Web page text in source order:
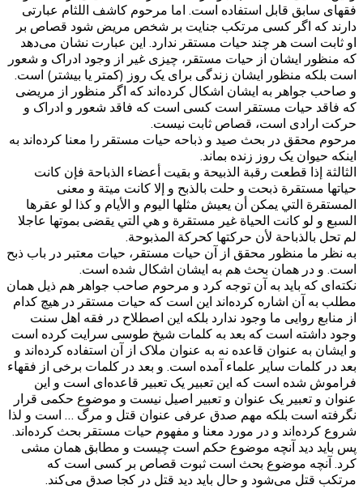
فقهای سابق قابل استفاده است. اما مرحوم کاشف اللثام عبارتی
دارند که اگر کسی مرتکب جنایت بر شخص مریض شود قصاص بر
او ثابت است هر چند حیات مستقر ندارد. این عبارت نشان می‌دهد
که منظور ایشان از حیات مستقر، چیزی غیر از وجود ادراک و شعور
است بلکه منظور ایشان زندگی برای یک روز (کمتر یا بیشتر) است.
و صاحب جواهر به ایشان اشکال کرده‌اند که اگر منظور از مریضی
که فاقد حیات مستقر است کسی است که فاقد شعور و ادراک و
حرکت ارادی است، قصاص ثابت نیست.
مرحوم محقق در بحث صید و ذباحه حیات مستقر را معنا کرده‌اند به
اینکه حیوان یک روز زنده بماند.
الثالثة إذا قطعت رقبة الذبيحة و بقيت أعضاء الذباحة‌ فإن كانت
حياتها مستقرة ذبحت و حلت بالذبح و إلا كانت ميتة و معنى
المستقرة التي يمكن أن يعيش مثلها اليوم و الأيام و كذا لو عقرها
السبع و لو كانت الحياة غير مستقرة و هي التي يقضى بموتها عاجلا
لم تحل بالذباحة لأن حركتها كحركة المذبوحة.
به نظر ما منظور محقق از آن حیات مستقر، حیات معتبر در باب ذبح
است. و در همان بحث هم به ایشان اشکال شده است.
نکته‌ای که باید به آن توجه کرد و مرحوم صاحب جواهر هم ذیل همان
مطلب به آن اشاره کرده‌اند این است که حیات مستقر در هیچ کدام
از منابع روایی ما وجود ندارد بلکه این اصطلاح در فقه اهل سنت
وجود داشته است که بعد به کلمات شیخ طوسی سرایت کرده است
و ایشان به عنوان قاعده نه به عنوان ملاک از آن استفاده کرده‌اند و
بعد در کلمات سایر علماء آمده است. و بعد در کلمات برخی از فقهاء
فراموش شده است که این تعبیر یک تعبیر قاعده‌ای است و این
عنوان و تعبیر یک عنوان و تعبیر اصیل نیست و موضوع حکمی قرار
نگرفته است بلکه مهم صدق عرفی عنوان قتل و مرگ … است و لذا
شروع کرده‌اند و در مورد معنا و مفهوم حیات مستقر بحث کرده‌اند.
پس باید دید آنچه موضوع حکم است چیست و مطابق همان مشی
کرد. آنچه موضوع بحث است ثبوت قصاص بر کسی است که
مرتکب قتل می‌شود و حال باید دید قتل در کجا صدق می‌کند.